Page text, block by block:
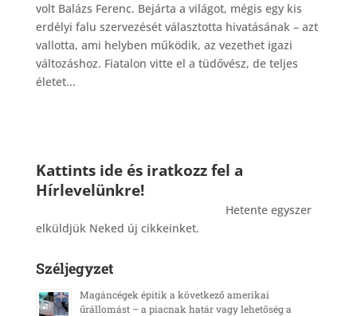
volt Balázs Ferenc. Bejárta a világot, mégis egy kis
erdélyi falu szervezését választotta hivatásának – azt
vallotta, ami helyben működik, az vezethet igazi
változáshoz. Fiatalon vitte el a tüdővész, de teljes
életet...
Kattints ide és iratkozz fel a
Hírlevelünkre!
Hetente egyszer
elküldjük Neked új cikkeinket.
Széljegyzet
Magáncégek építik a következő amerikai
űrállomást – a piacnak határ vagy lehetőség a